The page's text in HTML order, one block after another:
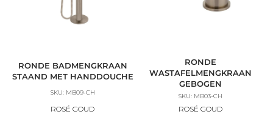
ROSÉ GOUD
RONDE BADMENGKRAAN
STAAND MET HANDDOUCHE
SKU: MB09-CH
ROSÉ GOUD
RONDE
WASTAFELMENGKRAAN
GEBOGEN
SKU: MB03-CH